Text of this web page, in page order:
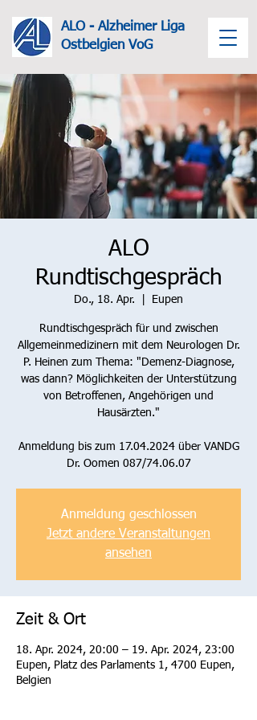
ALO - Alzheimer Liga
Ostbelgien VoG
ALO
Rundtischgespräch
Do., 18. Apr. Eupen
Rundtischgespräch für und zwischen
Allgemeinmedizinern mit dem Neurologen Dr.
P. Heinen zum Thema: "Demenz-Diagnose,
was dann? Möglichkeiten der Unterstützung
von Betroffenen, Angehörigen und
Hausärzten."
Anmeldung bis zum 17.04.2024 über VANDG
Dr. Oomen 087/74.06.07
Anmeldung geschlossen
Jetzt andere Veranstaltungen
ansehen
Zeit & Ort
18. Apr. 2024, 20:00 – 19. Apr. 2024, 23:00
Eupen, Platz des Parlaments 1, 4700 Eupen,
Belgien